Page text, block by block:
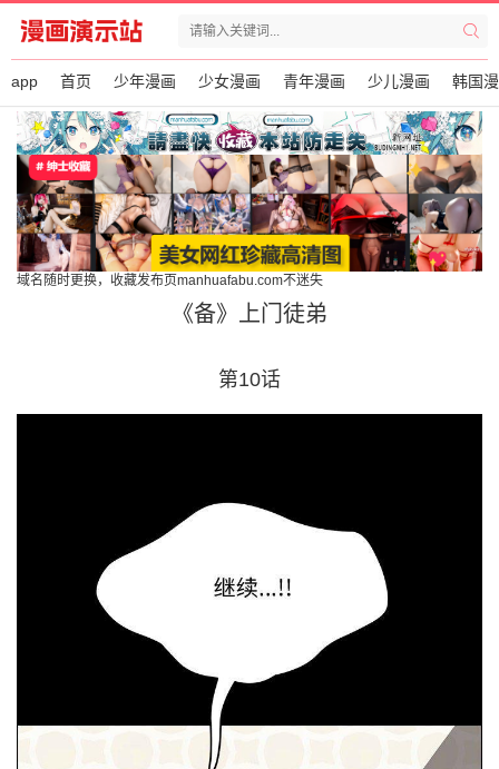
app 首页 少年漫画 少女漫画 青年漫画 少儿漫画 韩国
域名随时更换，收藏发布页manhuafabu.com不迷失
《备》上门徒弟
第10话